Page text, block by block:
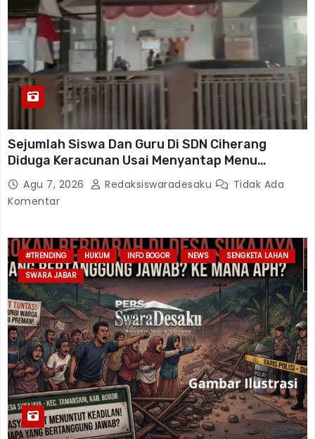
Sejumlah Siswa Dan Guru Di SDN Ciherang
Diduga Keracunan Usai Menyantap Menu
Program MBG, Puluhan Korban Dirawat Di
Puskesmas
Agu 7, 2026 Redaksiswaradesaku
Tidak Ada
Komentar
#TRENDING HUKUM INFO BOGOR NEWS
SENGKETA LAHAN
SWARA JABAR